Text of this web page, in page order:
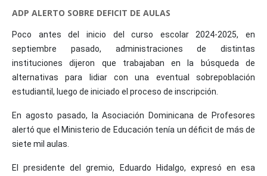
ADP ALERTO SOBRE DEFICIT DE AULAS
Poco antes del inicio del curso escolar 2024-2025, en
septiembre pasado, administraciones de distintas
instituciones dijeron que trabajaban en la búsqueda de
alternativas para lidiar con una eventual sobrepoblación
estudiantil, luego de iniciado el proceso de inscripción.
En agosto pasado, la Asociación Dominicana de Profesores
alertó que el Ministerio de Educación tenía un déficit de más de
siete mil aulas.
El presidente del gremio, Eduardo Hidalgo, expresó en esa